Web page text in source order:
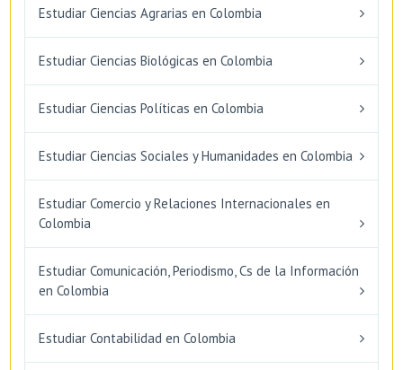
Estudiar Ciencias Agrarias en Colombia
Estudiar Ciencias Biológicas en Colombia
Estudiar Ciencias Políticas en Colombia
Estudiar Ciencias Sociales y Humanidades en Colombia
Estudiar Comercio y Relaciones Internacionales en
Colombia
Estudiar Comunicación, Periodismo, Cs de la Información
en Colombia
Estudiar Contabilidad en Colombia